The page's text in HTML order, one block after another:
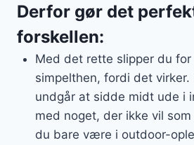
Derfor gør det
forskellen:
Med det rette slipper du for
simpelthen, fordi det
undgår at sidde midt ude i
med noget, der ikke vil
du bare være i outdoor-